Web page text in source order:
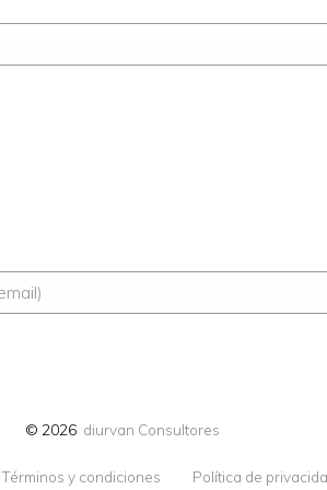
© 2026 diurvan Consultores
Términos y condiciones Política de